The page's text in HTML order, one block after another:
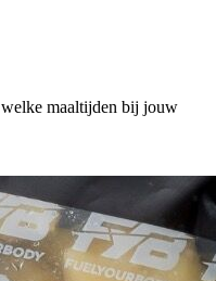
maaltijden bij jouw